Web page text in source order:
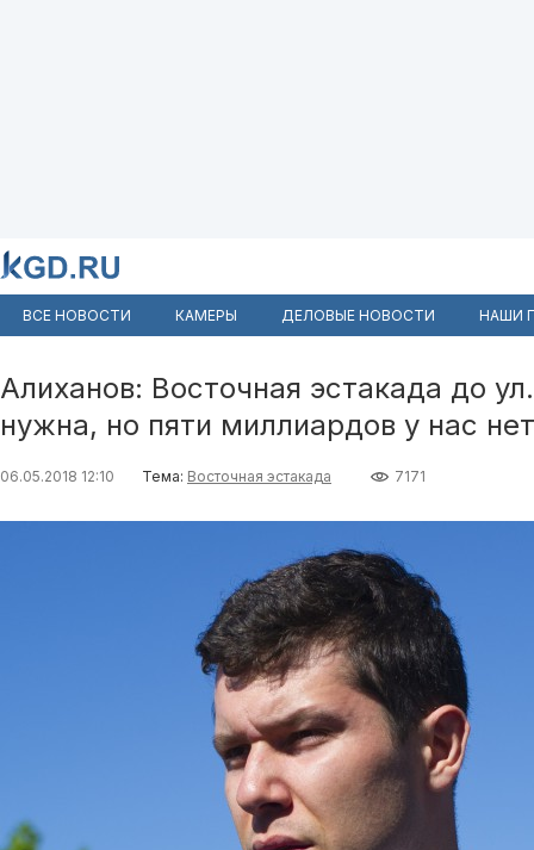
ВСЕ НОВОСТИ КАМЕРЫ ДЕЛОВЫЕ НОВОСТИ НАШИ
Алиханов: Восточная эстакада до
нужна, но пяти миллиардов у нас нет
06.05.2018 12:10 Тема: Восточная эстакада 7171